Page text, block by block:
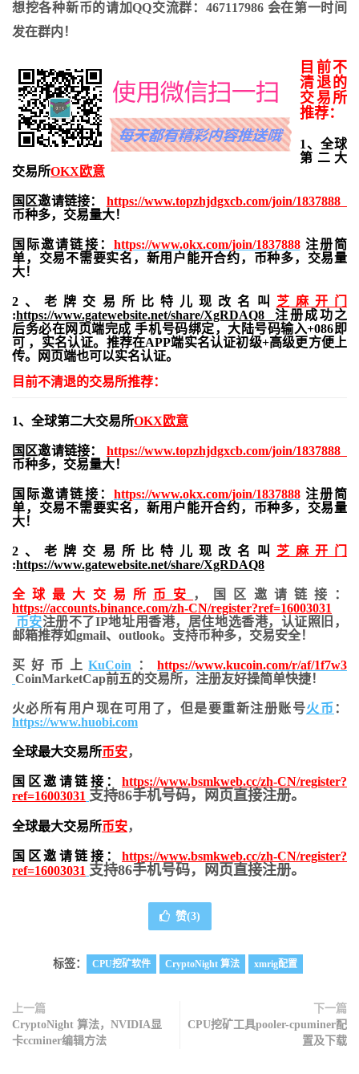
想挖各种新币的请加QQ交流群：467117986 会在第一时间
发在群内！
目前不
清退的
交易所
推荐：
1、全球
第二大
交易所OKX欧意
国区邀请链接： https://www.topzhjdgxcb.com/join/1837888
币种多，交易量大！
国际邀请链接： https://www.okx.com/join/1837888注册简
单，交易不需要实名，新用户能开合约， 币种多，交易量
大！
2、老牌交易所比特儿现改名叫 芝麻开门
:https://www.gatewebsite.net/share/XgRDAQ8 注册成功之
后务必在网页端完成 手机号码绑定，大陆号码输入+086即
可 ，实名认证。推荐在APP端实名认证初级+高级更方便上
传。网页端也可以实名认证。
目前不清退的交易所推荐：
1、全球第二大交易所OKX欧意
国区邀请链接： https://www.topzhjdgxcb.com/join/1837888
币种多，交易量大！
国际邀请链接： https://www.okx.com/join/1837888注册简
单，交易不需要实名，新用户能开合约， 币种多，交易量
大！
2、老牌交易所比特儿现改名叫 芝麻开门
:https://www.gatewebsite.net/share/XgRDAQ8
全球最大交易所 币安
，国区邀请链接：
https://accounts.binance.com/zh-CN/register?ref=16003031
币安注册不了IP地址用香港，居住地选香港，认证照旧，
邮箱推荐如gmail、outlook。支持币种多，交易安全！
买好币上KuCoin ：https://www.kucoin.com/r/af/1f7w3
CoinMarketCap前五的交易所，注册友好操简单快捷！
火必所有用户现在可用了，但是要重新注册账号火币 ：
https://www.huobi.com
全球最大交易所币安，
国区邀请链接： https://www.bsmkweb.cc/zh-CN/register?
ref=16003031 支持86手机号码，网页直接注册。
全球最大交易所币安，
国区邀请链接： https://www.bsmkweb.cc/zh-CN/register?
ref=16003031 支持86手机号码，网页直接注册。
赞(3)
标签： CPU挖矿软件 CryptoNight 算法 xmrig配置
上一篇
CryptoNight 算法，NVIDIA显
卡ccminer编辑方法
下一篇
CPU挖矿工具pooler-cpuminer配
置及下载